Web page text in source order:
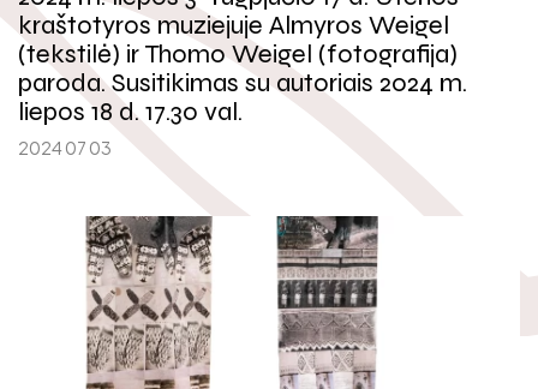
Vidaus darbo tvarkos taisyklės
Ekspozicijos
Leidiniai
Laisvės ąžuolai
Kilnojamosios parodos
kraštotyros muziejuje Almyros Weigel
(tekstilė) ir Thomo Weigel (fotografija)
paroda. Susitikimas su autoriais 2024 m.
liepos 18 d. 17.30 val.
2024 07 03